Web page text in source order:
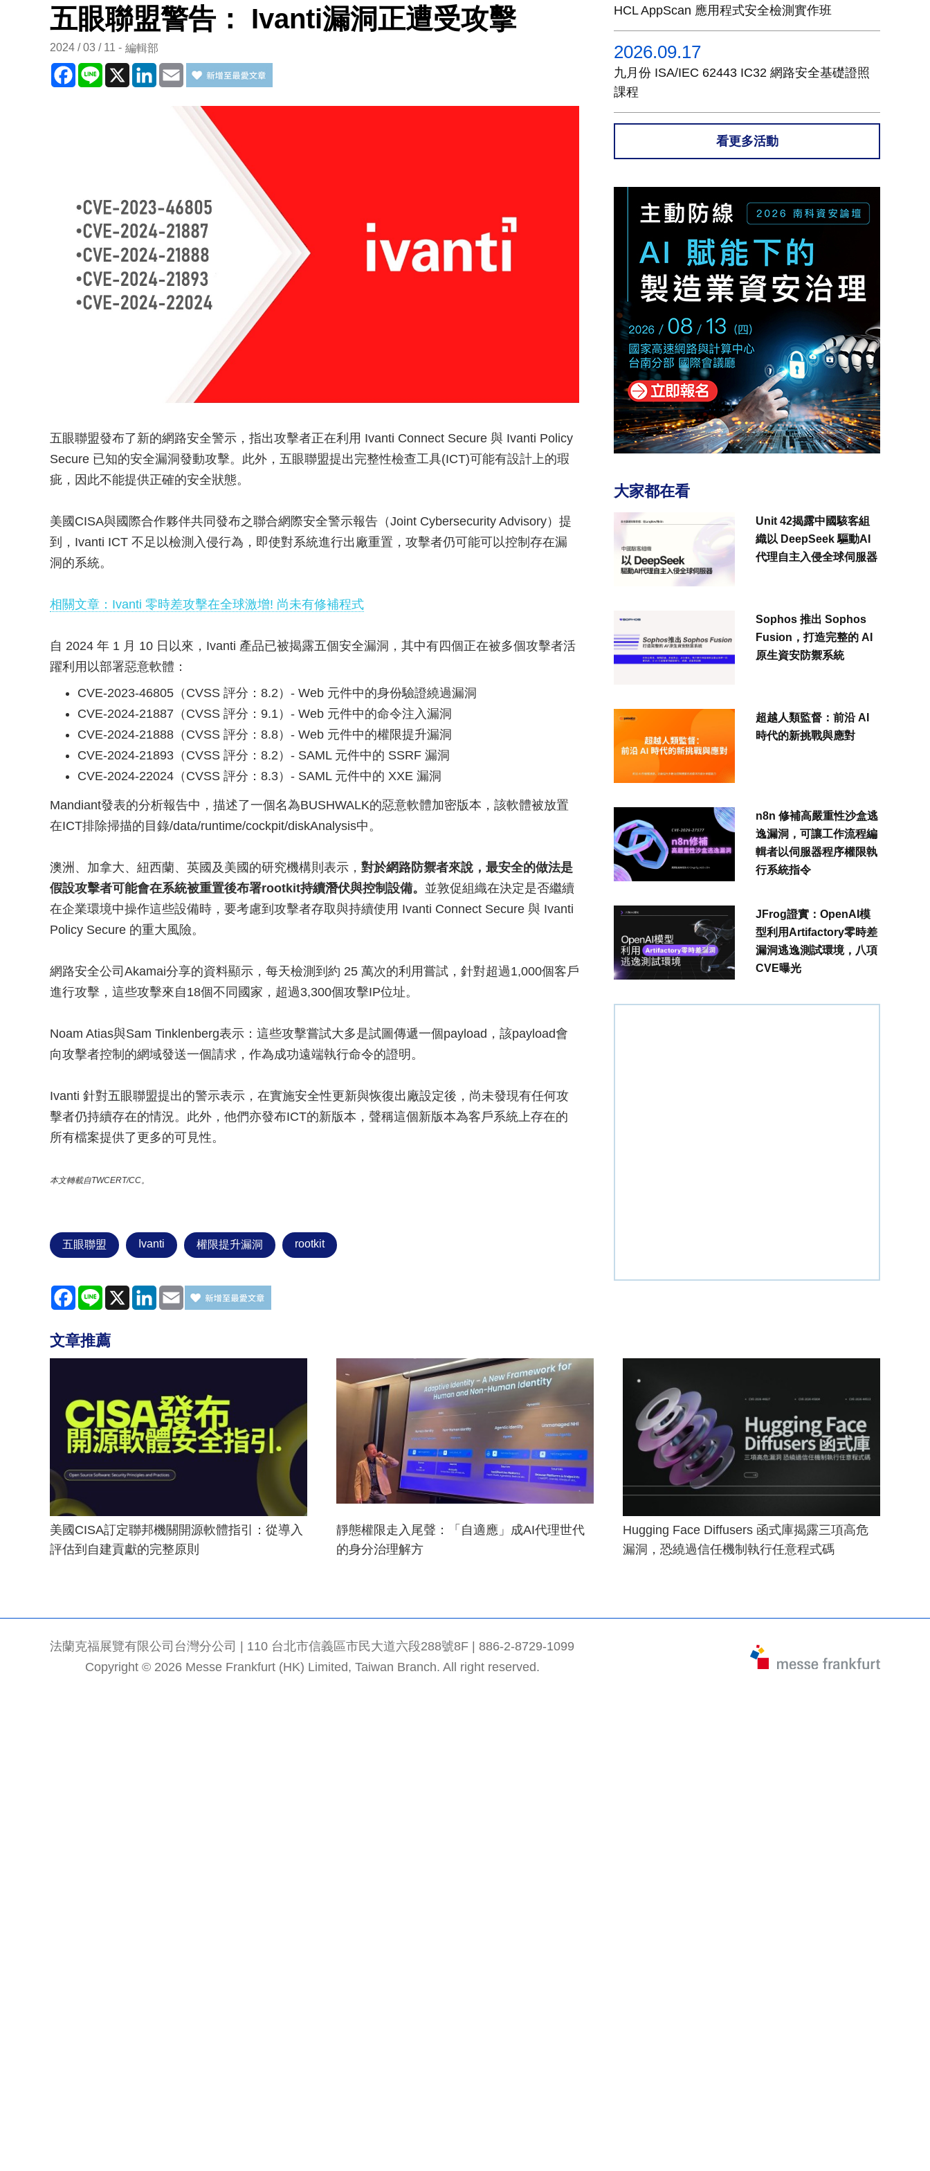
五眼聯盟警告： Ivanti漏洞正遭受攻擊
2024 / 03 / 11 編輯部
Facebook
Line X LinkedInEmail
五眼聯盟發布了新的網路安全警示，指出攻擊者正在利用 Ivanti Connect Secure 與 Ivanti Policy
Secure 已知的安全漏洞發動攻擊。此外，五眼聯盟提出完整性檢查工具(ICT)可能有設計上的瑕
疵，因此不能提供正確的安全狀態。
美國CISA與國際合作夥伴共同發布之聯合網際安全警示報告（Joint Cybersecurity Advisory）提
到，Ivanti ICT 不足以檢測入侵行為，即使對系統進行出廠重置，攻擊者仍可能可以控制存在漏
洞的系統。
相關文章：Ivanti 零時差攻擊在全球激增! 尚未有修補程式
自 2024 年 1 月 10 日以來，Ivanti 產品已被揭露五個安全漏洞，其中有四個正在被多個攻擊者活
躍利用以部署惡意軟體：
CVE-2023-46805（CVSS 評分：8.2）- Web 元件中的身份驗證繞過漏洞
CVE-2024-21887（CVSS 評分：9.1）- Web 元件中的命令注入漏洞
CVE-2024-21888（CVSS 評分：8.8）- Web 元件中的權限提升漏洞
CVE-2024-21893（CVSS 評分：8.2）- SAML 元件中的 SSRF 漏洞
CVE-2024-22024（CVSS 評分：8.3）- SAML 元件中的 XXE 漏洞
Mandiant發表的分析報告中，描述了一個名為BUSHWALK的惡意軟體加密版本，該軟體被放置
在ICT排除掃描的目錄/data/runtime/cockpit/diskAnalysis中。
澳洲、加拿大、紐西蘭、英國及美國的研究機構則表示， 對於網路防禦者來說，最安全的做法是
假設攻擊者可能會在系統被重置後布署rootkit持續潛伏與控制設備。 並敦促組織在決定是否繼續
在企業環境中操作這些設備時，要考慮到攻擊者存取與持續使用 Ivanti Connect Secure 與 Ivanti
Policy Secure 的重大風險。
網路安全公司Akamai分享的資料顯示，每天檢測到約 25 萬次的利用嘗試，針對超過1,000個客戶
進行攻擊，這些攻擊來自18個不同國家，超過3,300個攻擊IP位址。
Noam Atias與Sam Tinklenberg表示：這些攻擊嘗試大多是試圖傳遞一個payload，該payload會
向攻擊者控制的網域發送一個請求，作為成功遠端執行命令的證明。
Ivanti 針對五眼聯盟提出的警示表示，在實施安全性更新與恢復出廠設定後，尚未發現有任何攻
擊者仍持續存在的情況。此外，他們亦發布ICT的新版本，聲稱這個新版本為客戶系統上存在的
所有檔案提供了更多的可見性。
本文轉載自TWCERT/CC。
五眼聯盟 Ivanti 權限提升漏洞 rootkit
Facebook
Line X LinkedInEmail
HCL AppScan 應用程式安全檢測實作班
2026.09.17
九月份 ISA/IEC 62443 IC32 網路安全基礎證照
課程
看更多活動
大家都在看
Unit 42揭露中國駭客組
織以 DeepSeek 驅動AI
代理自主入侵全球伺服器
Sophos 推出 Sophos
Fusion，打造完整的 AI
原生資安防禦系統
超越人類監督：前沿 AI
時代的新挑戰與應對
n8n 修補高嚴重性沙盒逃
逸漏洞，可讓工作流程編
輯者以伺服器程序權限執
行系統指令
JFrog證實：OpenAI模
型利用Artifactory零時差
漏洞逃逸測試環境，八項
CVE曝光
文章推薦
美國CISA訂定聯邦機關開源軟體指引：從導入
評估到自建貢獻的完整原則
靜態權限走入尾聲：「自適應」成AI代理世代
的身分治理解方
Hugging Face Diffusers 函式庫揭露三項高危
漏洞，恐繞過信任機制執行任意程式碼
法蘭克福展覽有限公司台灣分公司 | 110 台北市信義區市民大道六段288號8F | 886-2-8729-1099
Copyright © 2026 Messe Frankfurt (HK) Limited, Taiwan Branch. All right reserved.